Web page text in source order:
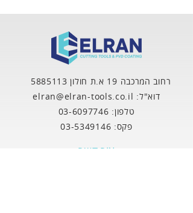
רחוב המרכבה 19 א.ת חולון
5885113
דוא"ל: elran@elran-tools.co.il
טלפון: 03-6097746
פקס: 03-5349146
צור קשר